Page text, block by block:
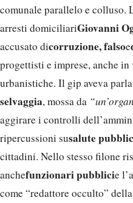
comunale parallelo e colluso.
arresti domiciliariGiovanni
accusato dicorruzione, falsoe
progettisti e imprese, anche
urbanistiche. Il gip aveva
selvaggia, mossa da
aggirare i controlli
ripercussioni susalute
cittadini. Nello stesso filone
anchefunzionari pubblicie
come “redattore occulto”